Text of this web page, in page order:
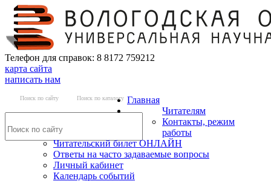
Телефон для справок: 8 8172 759212
карта сайта
написать нам
Поиск по сайту Поиск по каталогу Главная
Читателям
Контакты, режим
работы
Читательский билет ОНЛАЙН
Ответы на часто задаваемые вопросы
Личный кабинет
Календарь событий